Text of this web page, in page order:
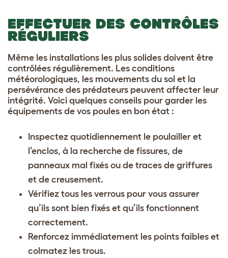
EFFECTUER DES CONTRÔLES
RÉGULIERS
Même les installations les plus solides doivent être
contrôlées régulièrement. Les conditions
météorologiques, les mouvements du sol et la
persévérance des prédateurs peuvent affecter leur
intégrité. Voici quelques conseils pour garder les
équipements de vos poules en bon état :
Inspectez quotidiennement le poulailler et
l’enclos, à la recherche de fissures, de
panneaux mal fixés ou de traces de griffures
et de creusement.
Vérifiez tous les verrous pour vous assurer
qu’ils sont bien fixés et qu’ils fonctionnent
correctement.
Renforcez immédiatement les points faibles et
colmatez les trous.